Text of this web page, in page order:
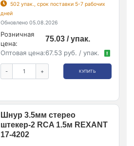
502 упак., срок поставки 5-7 рабочих
дней
Обновлено 05.08.2026
Розничная
цена:
75.03 / упак.
Оптовая цена:67.53 руб. / упак. !
- + КУПИТЬ
Шнур 3.5мм стерео
штекер-2 RCA 1.5м REXANT
17-4202